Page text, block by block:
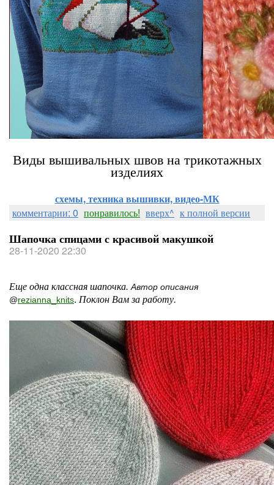
Виды вышивальных швов на трикотажных
изделиях
схемы, техника вышивки, видео-МК
комментарии: 0 понравилось! вверх^ к полной версии
Шапочка спицами с красивой макушкой
28-11-2020 22:30
Еще одна классная шапочка. Автор описания
@rezianna_knits. Поклон Вам за работу.